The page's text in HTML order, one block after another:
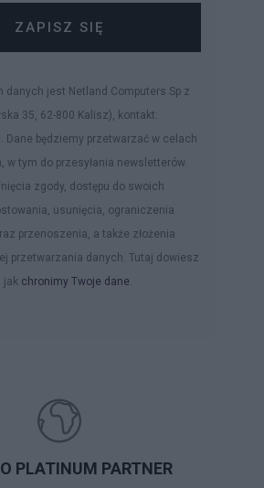
ZAPISZ SIĘ
danych jest Netland Computers Sp z
35, 62-800 Kalisz), kontakt:
Dane będziemy przetwarzać w celach
w tym do przesyłania newsletterów.
zgody, dostępu do swoich
usunięcia, ograniczenia
przenoszenia, a także złożenia
przetwarzania danych. Tutaj dowiesz
jak chronimy Twoje dane.
PLATINUM PARTNER